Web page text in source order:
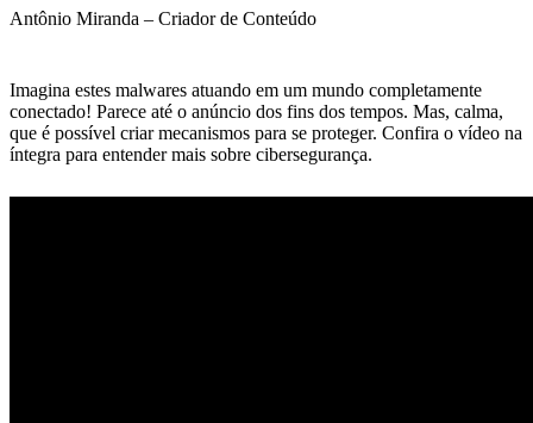
Antônio Miranda – Criador de Conteúdo
Imagina estes malwares atuando em um mundo completamente
conectado! Parece até o anúncio dos fins dos tempos. Mas, calma,
que é possível criar mecanismos para se proteger. Confira o vídeo na
íntegra para entender mais sobre cibersegurança.